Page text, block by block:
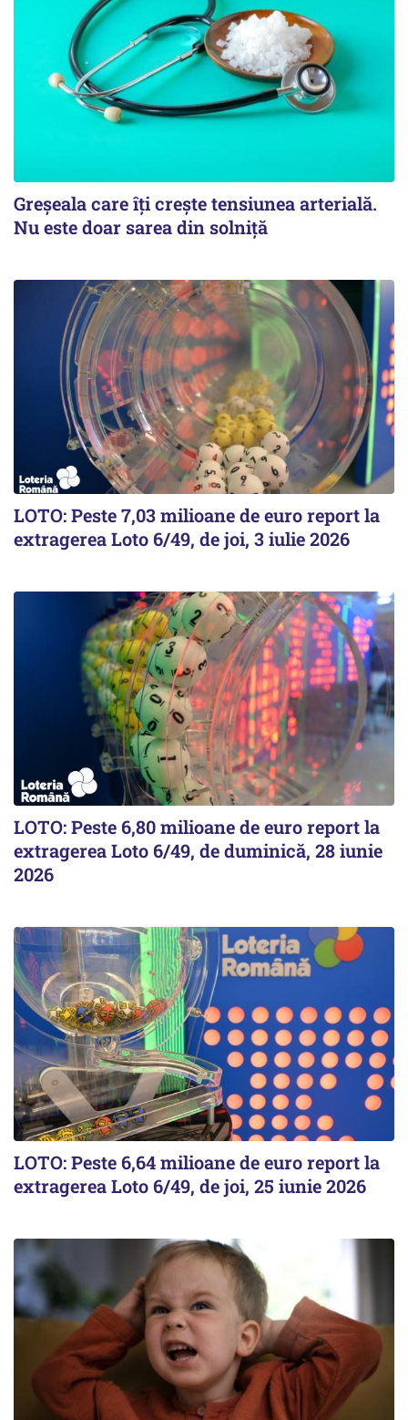
Greșeala care îți crește tensiunea arterială.
Nu este doar sarea din solniță
LOTO: Peste 7,03 milioane de euro report la
extragerea Loto 6/49, de joi, 3 iulie 2026
LOTO: Peste 6,80 milioane de euro report la
extragerea Loto 6/49, de duminică, 28 iunie
2026
LOTO: Peste 6,64 milioane de euro report la
extragerea Loto 6/49, de joi, 25 iunie 2026